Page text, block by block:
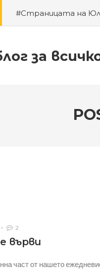
#Страницата на
училище
#За гроба
за
2
върви
част от нашето